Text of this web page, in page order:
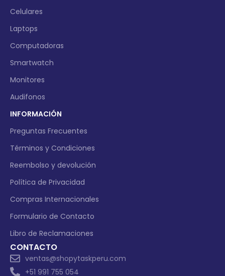
Celulares
Laptops
Computadoras
Smartwatch
Monitores
Audifonos
INFORMACIÓN
Preguntas Frecuentes
Términos y Condiciones
Reembolso y devolución
Política de Privacidad
Compras Internacionales
Formulario de Contacto
Libro de Reclamaciones
CONTACTO
ventas@shopytaskperu.com
+51 991 755 054